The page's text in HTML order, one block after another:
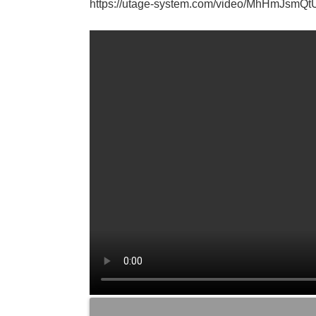
https://utage-system.com/video/